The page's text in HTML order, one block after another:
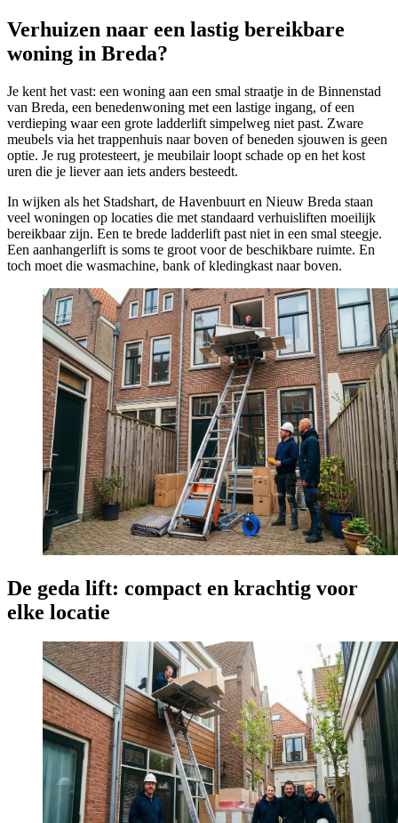
Verhuizen naar een lastig bereikbare
woning in Breda?
Je kent het vast: een woning aan een smal straatje in de Binnenstad
van Breda, een benedenwoning met een lastige ingang, of een
verdieping waar een grote ladderlift simpelweg niet past. Zware
meubels via het trappenhuis naar boven of beneden sjouwen is geen
optie. Je rug protesteert, je meubilair loopt schade op en het kost
uren die je liever aan iets anders besteedt.
In wijken als het Stadshart, de Havenbuurt en Nieuw Breda staan
veel woningen op locaties die met standaard verhuisliften moeilijk
bereikbaar zijn. Een te brede ladderlift past niet in een smal steegje.
Een aanhangerlift is soms te groot voor de beschikbare ruimte. En
toch moet die wasmachine, bank of kledingkast naar boven.
De geda lift: compact en krachtig voor
elke locatie